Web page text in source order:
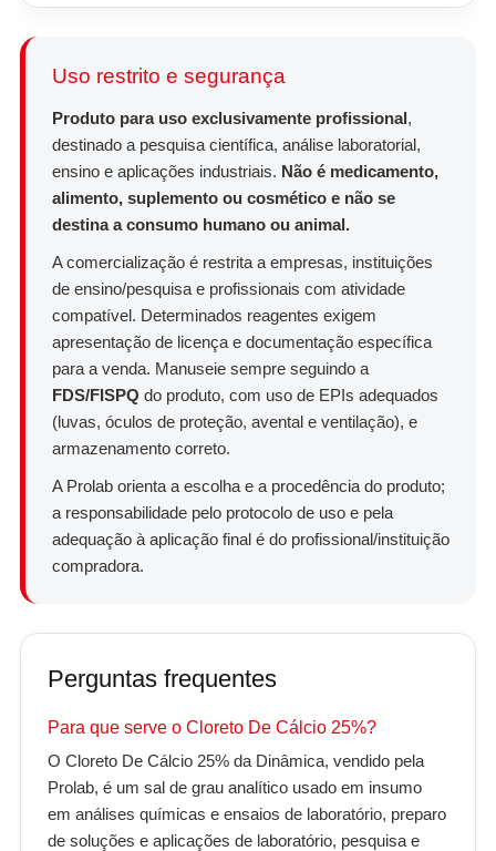
Uso restrito e segurança
Produto para uso exclusivamente profissional,
destinado a pesquisa científica, análise laboratorial,
ensino e aplicações industriais. Não é medicamento,
alimento, suplemento ou cosmético e não se
destina a consumo humano ou animal.
A comercialização é restrita a empresas, instituições
de ensino/pesquisa e profissionais com atividade
compatível. Determinados reagentes exigem
apresentação de licença e documentação específica
para a venda. Manuseie sempre seguindo a
FDS/FISPQ do produto, com uso de EPIs adequados
(luvas, óculos de proteção, avental e ventilação), e
armazenamento correto.
A Prolab orienta a escolha e a procedência do produto;
a responsabilidade pelo protocolo de uso e pela
adequação à aplicação final é do profissional/instituição
compradora.
Perguntas frequentes
Para que serve o Cloreto De Cálcio 25%?
O Cloreto De Cálcio 25% da Dinâmica, vendido pela
Prolab, é um sal de grau analítico usado em insumo
em análises químicas e ensaios de laboratório, preparo
de soluções e aplicações de laboratório, pesquisa e